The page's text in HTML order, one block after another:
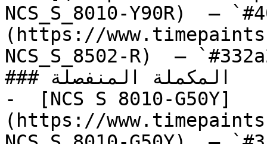
NCS_S_8010-Y90R)  —
(https://
NCS_S_8502-R)  —
### المكملة المنفصلة
-  [NCS S 8010-G50Y]
(https://